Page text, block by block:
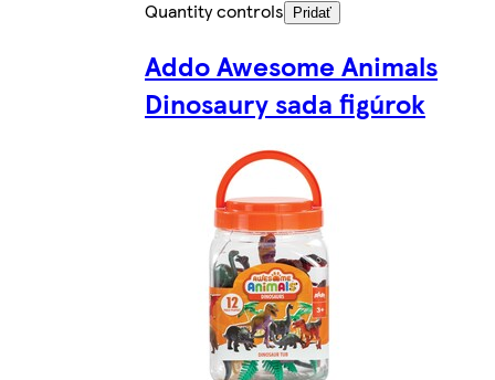
Quantity controls
Pridať
Addo Awesome Animals
Dinosaury sada figúrok